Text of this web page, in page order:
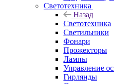
Светотехника
Назад
Светотехника
Светильники
Фонари
Прожекторы
Лампы
Управление
Гирлянды